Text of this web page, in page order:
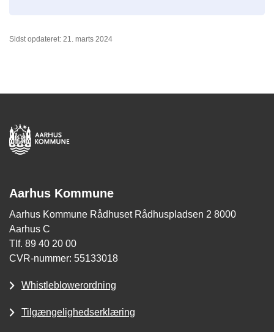
Sidst opdateret: 21. marts 2024
Aarhus Kommune
Aarhus Kommune Rådhuset Rådhuspladsen 2 8000
Aarhus C
Tlf. 89 40 20 00
CVR-nummer: 55133018
Whistleblowerordning
Tilgængelighedserklæring